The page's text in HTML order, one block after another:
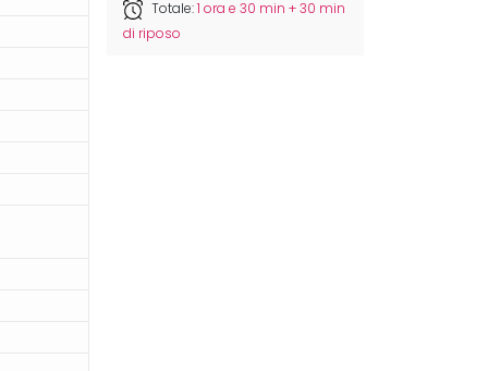
Totale:1 ora e 30 min + 30 min
di riposo